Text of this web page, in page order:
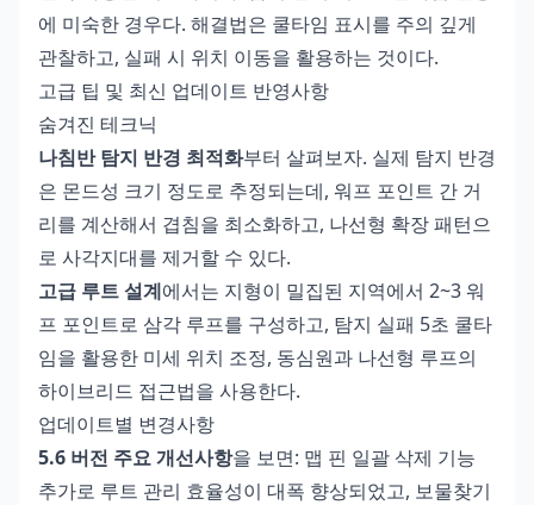
에 미숙한 경우다. 해결법은 쿨타임 표시를 주의 깊게
관찰하고, 실패 시 위치 이동을 활용하는 것이다.
고급 팁 및 최신 업데이트 반영사항
숨겨진 테크닉
나침반 탐지 반경 최적화부터 살펴보자. 실제 탐지 반경
은 몬드성 크기 정도로 추정되는데, 워프 포인트 간 거
리를 계산해서 겹침을 최소화하고, 나선형 확장 패턴으
로 사각지대를 제거할 수 있다.
고급 루트 설계에서는 지형이 밀집된 지역에서 2~3 워
프 포인트로 삼각 루프를 구성하고, 탐지 실패 5초 쿨타
임을 활용한 미세 위치 조정, 동심원과 나선형 루프의
하이브리드 접근법을 사용한다.
업데이트별 변경사항
5.6 버전 주요 개선사항을 보면: 맵 핀 일괄 삭제 기능
추가로 루트 관리 효율성이 대폭 향상되었고, 보물찾기